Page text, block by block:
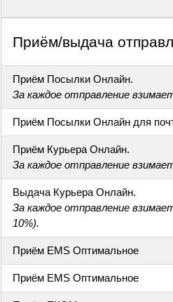
Приём/выдача
Приём Посылки Онлайн.
За каждое отправление
Приём Посылки Онлайн для
Приём Курьера Онлайн.
За каждое отправление
Выдача Курьера Онлайн.
За каждое отправление
10%).
Приём EMS Оптимальное
Приём EMS Оптимальное